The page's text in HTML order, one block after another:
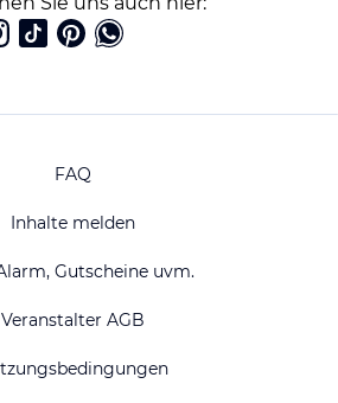
FAQ
Inhalte melden
Gutscheine uvm.
Veranstalter AGB